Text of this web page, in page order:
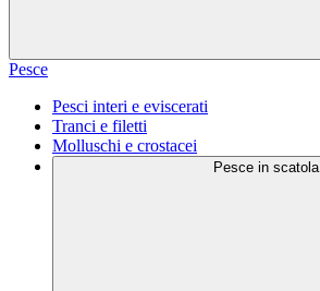
Pesce
Pesci interi e eviscerati
Tranci e filetti
Molluschi e crostacei
Pesce in scatola